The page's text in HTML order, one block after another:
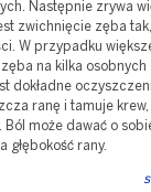
Następnie zrywa
zwichnięcie zęba
W przypadku
na kilka osobnych
dokładne
ranę i tamuje krew,
może dawać o
głębokość rany.